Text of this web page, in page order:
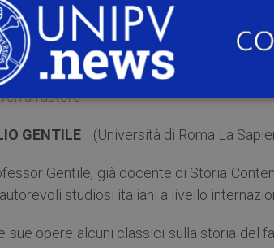
AI TEMPI DI MUSSOLINI
l’autore
GENTILE (Università di Roma La
Gentile, già docente di Storia
studiosi italiani a livello
sue opere alcuni classici sulla storia del